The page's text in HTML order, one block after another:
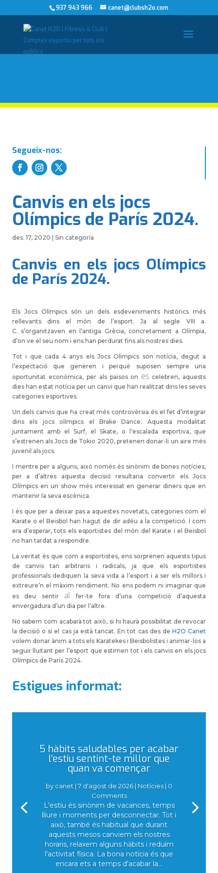
937 943 966 canet@clubsh2o.com
Segueix-nos:
Canvis en els jocs
Olímpics de París 2024.
des. 17, 2020 Sin categoría
Canvis en els jocs Olímpics
de París 2024.
Els Jocs Olímpics són un dels esdeveniments històrics més
rellevants dins el món de l’esport. Ja al segle VIII a.
C. s’organitzaven en l’antiga Grècia, concretament a Olímpia,
d’on ve el seu nom i ens han perdurat fins als nostres dies.
Tot i que cada 4anys els Jocs Olímpics són notícia, degut a
l’expectació que generen i perquè suposen sempre una
oportunitat econòmica, per als països on es celebren, aquests
dies han estat notícia per un canvi que han realitzat dins les seves
categories esportives.
Un dels canvis que ha creat més controvèrsia és el fet d’integrar
dins els jocs olímpics el Brake Dance. Aquesta modalitat
juntament amb el Surf, el Skate, o l’escalada esportiva, que
s’estrenen als Jocs de Tokio 2020, pretenen donar-li un aire més
juvenil als jocs.
I mentre per a alguns, això només és sinònim de bones notícies,
per a d’altres aquesta decisió resultaria convertir els Jocs
Olímpics en un show més interessat en generar diners que en
mantenir la seva escènica.
I és que per a deixar pas a aquestes novetats, categories com el
Karate o el Beisbol han hagut de dir adéu a la competició. I com
era d’esperar, tots els esportistes del món del Karate i el Beisbol
no han tardat a respondre.
La veritat és que com a esportistes, ens sorprenen aquests tipus
de canvis tan arbitraris i radicals, ja que els esportistes
professionals dediquen la seva vida a l’esport i a ser els millors i
extreure’n el màxim rendiment. No ens podem ni imaginar que
es deu sentiral fer-te fora d’una competició d’aquesta
envergadura d’un dia per l’altre.
No sabem com acabarà tot això, si hi haurà possibilitat de revocar
la decisió o si el cas ja està tancat. En tot cas des deH2O Canet
volem donar ànim a tots els Karatekes i Beisbolistesi animar-los a
seguir lluitant per l’esport que estimen tot i els canvis en els jocs
Olímpics de París 2024.
Estigues informat:
5 hàbits saludables per acabar
l’estiu sentint-te millor que
quan va començar
by canet | 7 d'agost de 2026 | Notícies | 0
Comments
L'estiu és sinònim de vacances, temps
lliure i moments per desconnectar. Tot i
això, també és habitual que durant
aquests mesos canviem els nostres
horaris, relaxem alguns hàbits i reduïm
l'activitat física. La bona notícia és que
encara ets a temps d'acabar la...